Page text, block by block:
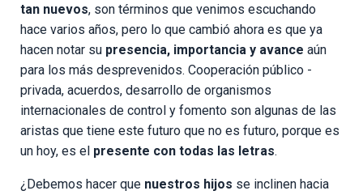
tan nuevos, son términos que venimos escuchando
hace varios años, pero lo que cambió ahora es que ya
hacen notar su presencia, importancia y avance aún
para los más desprevenidos. Cooperación público -
privada, acuerdos, desarrollo de organismos
internacionales de control y fomento son algunas de las
aristas que tiene este futuro que no es futuro, porque es
un hoy, es el presente con todas las letras.
¿Debemos hacer que nuestros hijos se inclinen hacia